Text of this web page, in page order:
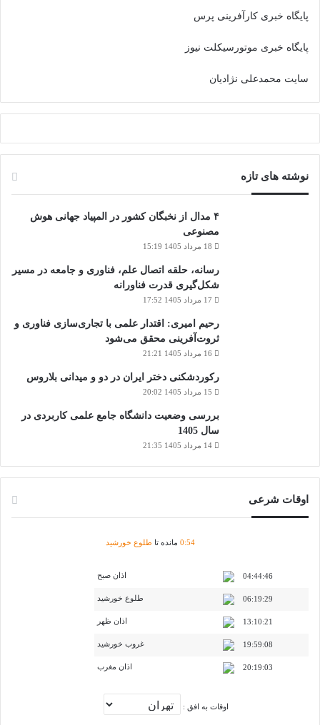
پایگاه خبری کارآفرینی پرس
پایگاه خبری موتورسیکلت نیوز
سایت محمدعلی نژادیان
نوشته های تازه
۴ مدال از نخبگان کشور در المپیاد جهانی هوش
مصنوعی
18 مرداد 1405 15:19
رسانه، حلقه اتصال علم، فناوری و جامعه در مسیر
شکل‌گیری قدرت فناورانه
17 مرداد 1405 17:52
رحیم امیری: اقتدار علمی با تجاری‌سازی فناوری و
ثروت‌آفرینی محقق می‌شود
16 مرداد 1405 21:21
رکوردشکنی دختر ایران در دو و میدانی بلاروس
15 مرداد 1405 20:02
بررسی وضعیت دانشگاه جامع علمی کاربردی در
سال 1405
14 مرداد 1405 21:35
اوقات شرعی
0:54 مانده تا طلوع خورشید
04:44:46 اذان صبح
06:19:29 طلوع خورشید
13:10:21 اذان ظهر
19:59:08 غروب خورشید
20:19:03 اذان مغرب
اوقات به افق :